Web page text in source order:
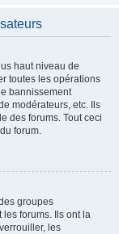
haut niveau de
toutes les opérations
bannissement
modérateurs, etc. Ils
des forums. Tout ceci
forum.
groupes
forums. Ils ont la
les